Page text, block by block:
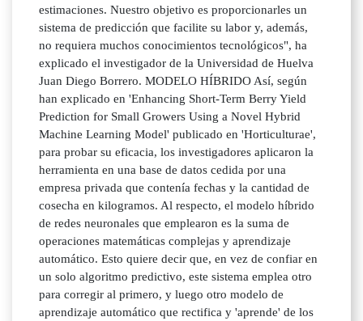
estimaciones. Nuestro objetivo es proporcionarles un
sistema de predicción que facilite su labor y, además,
no requiera muchos conocimientos tecnológicos", ha
explicado el investigador de la Universidad de Huelva
Juan Diego Borrero. MODELO HÍBRIDO Así, según
han explicado en 'Enhancing Short-Term Berry Yield
Prediction for Small Growers Using a Novel Hybrid
Machine Learning Model' publicado en 'Horticulturae',
para probar su eficacia, los investigadores aplicaron la
herramienta en una base de datos cedida por una
empresa privada que contenía fechas y la cantidad de
cosecha en kilogramos. Al respecto, el modelo híbrido
de redes neuronales que emplearon es la suma de
operaciones matemáticas complejas y aprendizaje
automático. Esto quiere decir que, en vez de confiar en
un solo algoritmo predictivo, este sistema emplea otro
para corregir al primero, y luego otro modelo de
aprendizaje automático que rectifica y 'aprende' de los